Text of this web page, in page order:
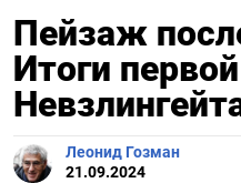
Пейзаж
Итоги
Леонид Гозман
21.09.2024